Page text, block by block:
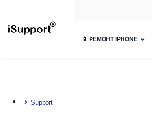
📱 РЕМОНТ IPHONE
iSupport